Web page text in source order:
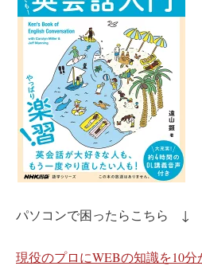
パソコンで困ったらこちら ↓
現役のプロにWEBの知識を10